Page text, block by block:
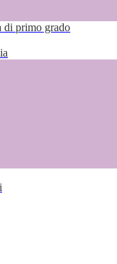
di primo grado